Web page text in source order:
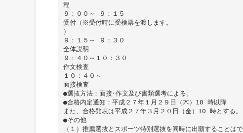
程
９：００～ ９：１５
受付（※受付時に受検票を渡します。
）
９：１５～ ９：３０
全体説明
９：４０～１０：３０
作文検査
１０：４０～
面接検査
●選抜方法：面接･作文及び書類選考による。
●合格内定通知：平成２７年１月２９日（木）10 時以降
また、合格発表は平成２７年３月２０日（金）10 時とする。
●その他
（１）推薦選抜とスポーツ特別選抜を同時に出願することはで